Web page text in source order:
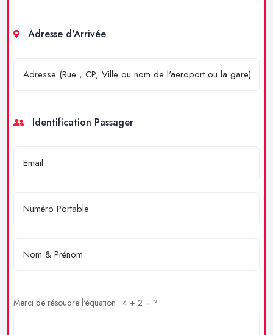
Adresse d'Arrivée
Identification Passager
Merci de résoudre l'équation : 4 + 2 = ?